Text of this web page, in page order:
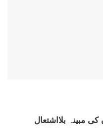
مبینہ بلااشتعال